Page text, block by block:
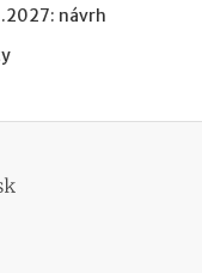
návrh